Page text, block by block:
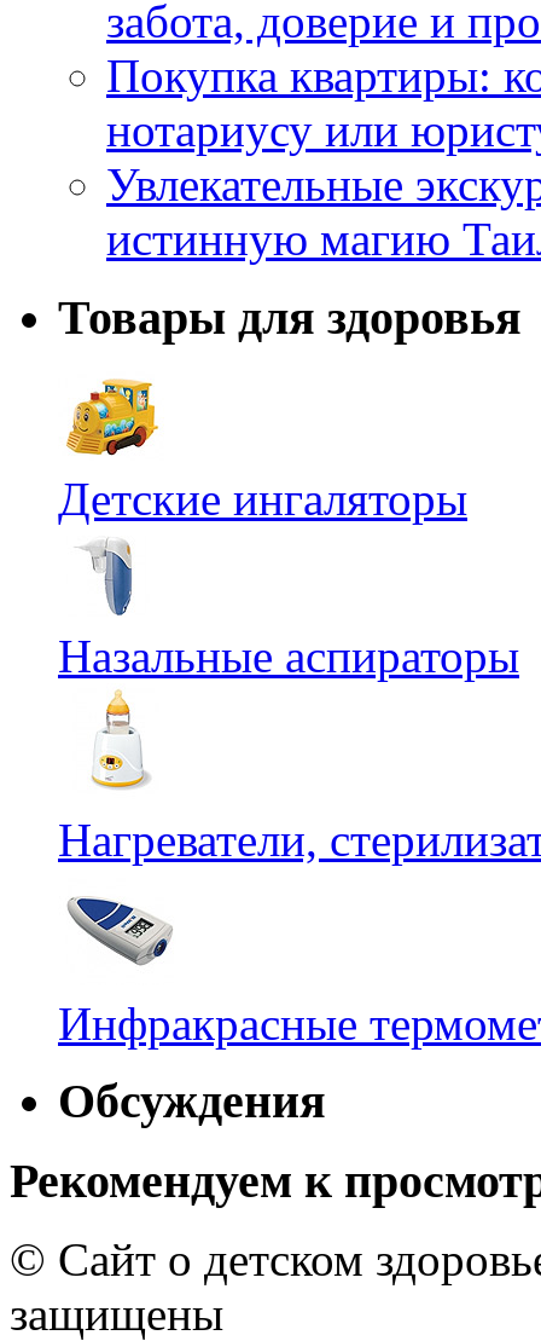
забота, доверие и
Покупка квартиры:
нотариусу или
Увлекательные
истинную магию
Товары для здоровья
Детские ингаляторы
Назальные аспираторы
Нагреватели,
Инфракрасные
Обсуждения
Рекомендуем к
© Сайт о детском
защищены